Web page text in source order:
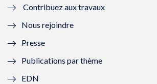
l
l
f
e
e
Contribuez aux travaux
Nous rejoindre
Presse
Publications par thème
EDN